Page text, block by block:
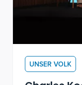
UNSER VOLK